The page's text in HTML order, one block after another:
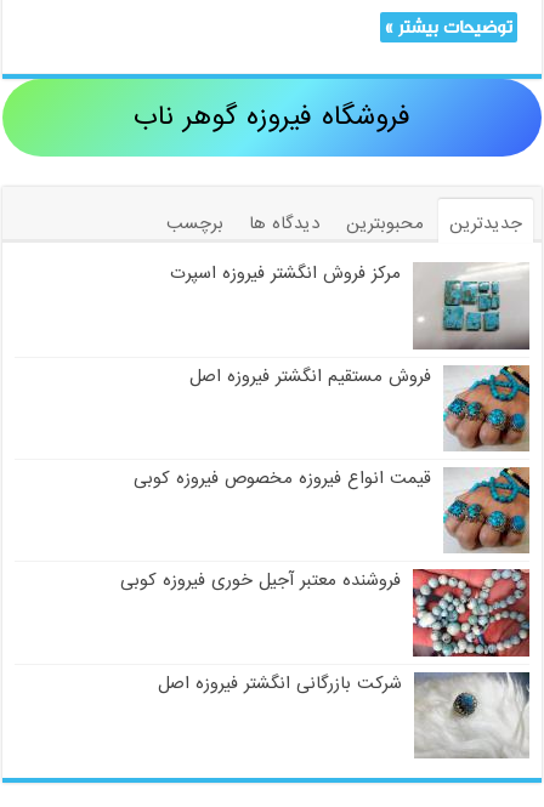
توضیحات بیشتر »
فروشگاه فیروزه گوهر ناب
جدیدترین محبوبترین دیدگاه ها
برچسب
مرکز فروش انگشتر فیروزه اسپرت
فروش مستقیم انگشتر فیروزه اصل
قیمت انواع فیروزه مخصوص فیروزه کوبی
فروشنده معتبر آجیل خوری فیروزه کوبی
شرکت بازرگانی انگشتر فیروزه اصل